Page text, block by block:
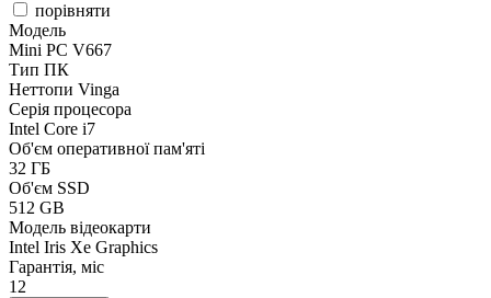
порівняти
Модель
Mini PC V667
Тип ПК
Неттопи Vinga
Серія процесора
Intel Core i7
Об'єм оперативної пам'яті
32 ГБ
Об'єм SSD
512 GB
Модель відеокарти
Intel Iris Xe Graphics
Гарантія, міс
12